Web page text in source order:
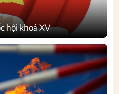
hội khoá XVI